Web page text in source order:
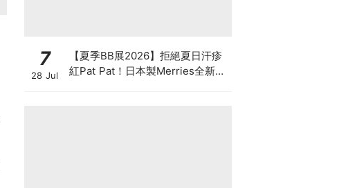
7
28 Jul
【夏季BB展2026】拒絕夏日汗疹
紅Pat Pat！日本製Merries全新超